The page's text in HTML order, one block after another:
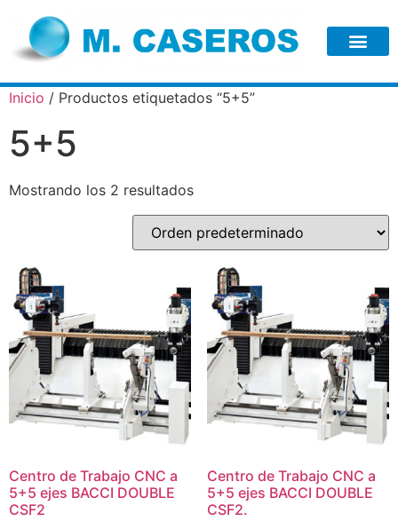
Inicio / Productos etiquetados “5+5”
5+5
Mostrando los 2 resultados
Centro de Trabajo CNC a
5+5 ejes BACCI DOUBLE
CSF2
Centro de Trabajo CNC a
5+5 ejes BACCI DOUBLE
CSF2.